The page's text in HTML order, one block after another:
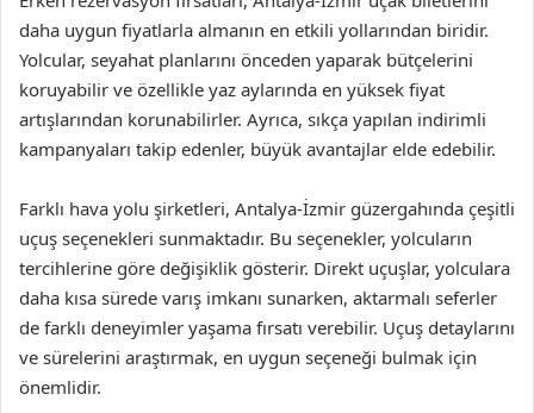
daha uygun fiyatlarla almanın en etkili yollarından biridir.
Yolcular, seyahat planlarını önceden yaparak bütçelerini
koruyabilir ve özellikle yaz aylarında en yüksek fiyat
artışlarından korunabilirler. Ayrıca, sıkça yapılan indirimli
kampanyaları takip edenler, büyük avantajlar elde edebilir.
Farklı hava yolu şirketleri, Antalya-İzmir güzergahında çeşitli
uçuş seçenekleri sunmaktadır. Bu seçenekler, yolcuların
tercihlerine göre değişiklik gösterir. Direkt uçuşlar, yolculara
daha kısa sürede varış imkanı sunarken, aktarmalı seferler
de farklı deneyimler yaşama fırsatı verebilir. Uçuş detaylarını
ve sürelerini araştırmak, en uygun seçeneği bulmak için
önemlidir.